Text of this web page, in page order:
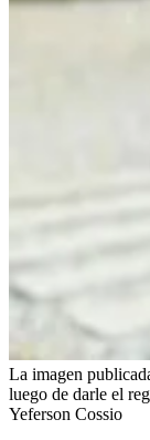
La imagen
luego de darle el
Yeferson Cossio